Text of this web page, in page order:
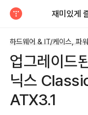
하드웨어 & IT/케이스, 파워
업그레이드
닉스
ATX3.1